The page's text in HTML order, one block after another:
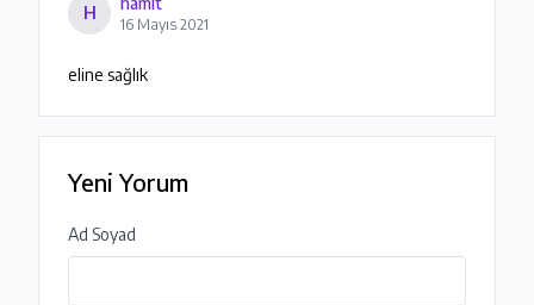
H
16 Mayıs 2021
eline sağlık
Yeni Yorum
Ad Soyad